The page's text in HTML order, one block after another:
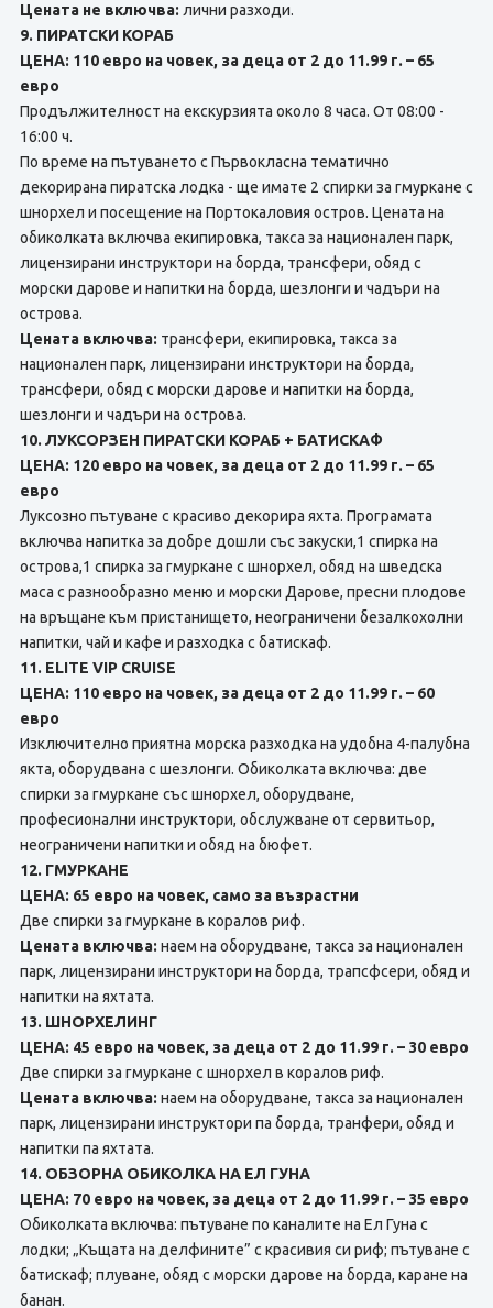
Цената не включва: лични разходи.
9. ПИРАТСКИ КОРАБ
ЦЕНА: 110 евро на човек, за деца от 2 до 11.99 г. – 65
евро
Продължителност на екскурзията около 8 часа. От 08:00 -
16:00 ч.
По време на пътуването с Първокласна тематично
декорирана пиратска лодка - ще имате 2 спирки за гмуркане с
шнорхел и посещение на Портокаловия остров. Цената на
обиколката включва екипировка, такса за национален парк,
лицензирани инструктори на борда, трансфери, обяд с
морски дарове и напитки на борда, шезлонги и чадъри на
острова.
Цената включва: трансфери, екипировка, такса за
национален парк, лицензирани инструктори на борда,
трансфери, обяд с морски дарове и напитки на борда,
шезлонги и чадъри на острова.
10. ЛУКСОРЗЕН ПИРАТСКИ КОРАБ + БАТИСКАФ
ЦЕНА: 120 евро на човек, за деца от 2 до 11.99 г. – 65
евро
Луксозно пътуване с красиво декорира яхта. Програмата
включва напитка за добре дошли със закуски,1 спирка на
острова,1 спирка за гмуркане с шнорхел, обяд на шведска
маса с разнообразно меню и морски Дарове, пресни плодове
на връщане към пристанището, неограничени безалкохолни
напитки, чай и кафе и разходка с батискаф.
11. ELITE VIP CRUISE
ЦЕНА: 110 евро на човек, за деца от 2 до 11.99 г. – 60
евро
Изключително приятна морска разходка на удобна 4-палубна
якта, оборудвана с шезлонги. Обиколката включва: две
спирки за гмуркане със шнорхел, оборудване,
професионални инструктори, обслужване от сервитьор,
неограничени напитки и обяд на бюфет.
12. ГМУРКАНЕ
ЦЕНА: 65 евро на човек, само за възрастни
Две спирки за гмуркане в коралов риф.
Цената включва: наем на оборудване, такса за национален
парк, лицензирани инструктори на борда, трапсфсери, обяд и
напитки на яхтата.
13. ШНОРХЕЛИНГ
ЦЕНА: 45 евро на човек, за деца от 2 до 11.99 г. – 30 евро
Две спирки за гмуркане с шнорхел в коралов риф.
Цената включва: наем на оборудване, такса за национален
парк, лицензирани инструктори па борда, транфери, обяд и
напитки па яхтата.
14. ОБЗОРНА ОБИКОЛКА НА ЕЛ ГУНА
ЦЕНА: 70 евро на човек, за деца от 2 до 11.99 г. – 35 евро
Обиколката включва: пътуване по каналите на Ел Гуна с
лодки; „Къщата на делфините” с красивия си риф; пътуване с
батискаф; плуване, обяд с морски дарове нa борда, каране на
банан.